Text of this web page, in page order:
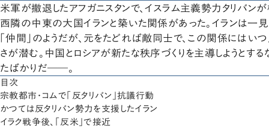
米軍が撤退したアフガニスタンで、イスラム主義勢力タリバン
西隣の中東の大国イランと築いた関係があった。イランは一見
「仲間」のようだが、元をたどれば敵同士で、この関係にはい
さが潜む。中国とロシアが新たな秩序づくりを主導しようとす
たばかりだ――。
目次
宗教都市・コムで「反タリバン」抗議行動
かつては反タリバン勢力を支援したイラン
イラク戦争後、「反米」で接近